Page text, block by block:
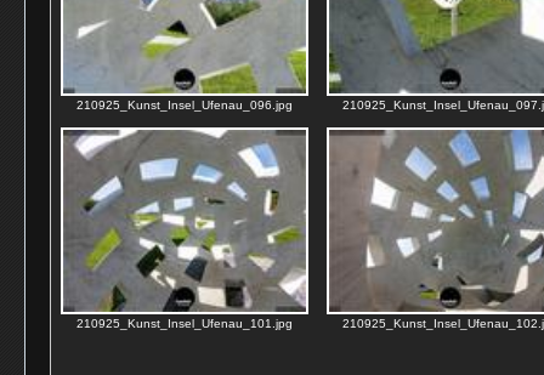
210925_Kunst_Insel_Ufenau_096.jpg
210925_Kunst_Insel_Ufenau_101.jpg